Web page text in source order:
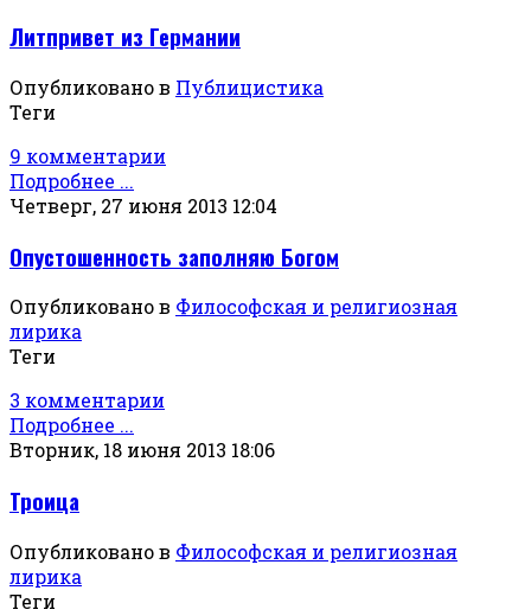
Литпривет из Германии
Опубликовано в Публицистика
Теги
9 комментарии
Подробнее ...
Четверг, 27 июня 2013 12:04
Опустошенность заполняю Богом
Опубликовано в Философская и религиозная
лирика
Теги
3 комментарии
Подробнее ...
Вторник, 18 июня 2013 18:06
Троица
Опубликовано в Философская и религиозная
лирика
Теги